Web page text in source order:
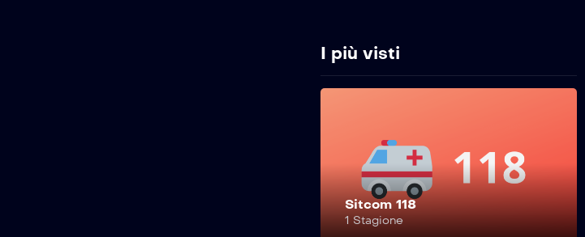
I più visti
Sitcom 118
1 Stagione